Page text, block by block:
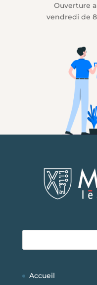
Ouverture
vendredi de
Accueil